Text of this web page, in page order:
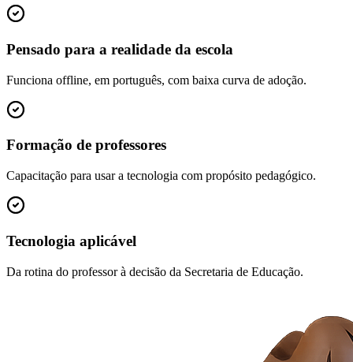
Pensado para a realidade da escola
Funciona offline, em português, com baixa curva de adoção.
Formação de professores
Capacitação para usar a tecnologia com propósito pedagógico.
Tecnologia aplicável
Da rotina do professor à decisão da Secretaria de Educação.